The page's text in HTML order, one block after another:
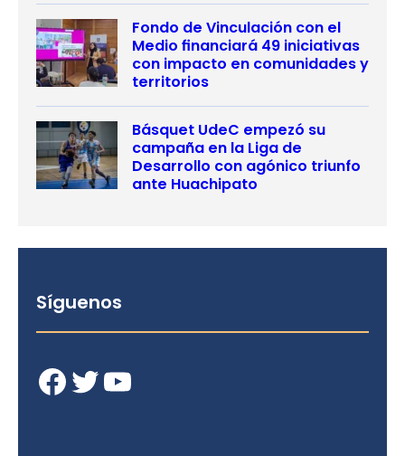
Fondo de Vinculación con el
Medio financiará 49 iniciativas
con impacto en comunidades y
territorios
Básquet UdeC empezó su
campaña en la Liga de
Desarrollo con agónico triunfo
ante Huachipato
Síguenos
Facebook Twitter YouTube